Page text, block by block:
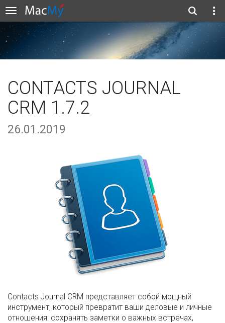
CONTACTS JOURNAL
CRM 1.7.2
26.01.2019
Contacts Journal CRM представляет собой мощный
инструмент, который превратит ваши деловые и личные
отношения: сохранять заметки о важных встречах,